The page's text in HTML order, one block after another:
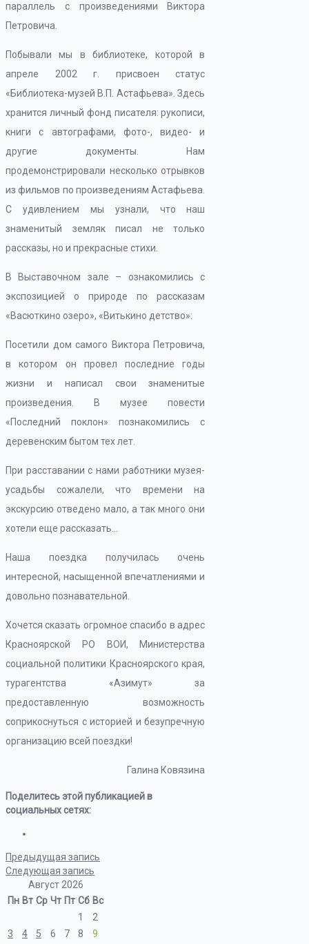
параллель с произведениями Виктора
Петровича.
Побывали мы в библиотеке, которой в
апреле 2002 г. присвоен статус
«Библиотека-музей В.П. Астафьева». Здесь
хранится личный фонд писателя: рукописи,
книги с автографами, фото-, видео- и
другие документы. Нам
продемонстрировали несколько отрывков
из фильмов по произведениям Астафьева.
С удивлением мы узнали, что наш
знаменитый земляк писал не только
рассказы, но и прекрасные стихи.
В Выставочном зале – ознакомились с
экспозицией о природе по рассказам
«Васюткино озеро», «Витькино детство»:
Посетили дом самого Виктора Петровича,
в котором он провел последние годы
жизни и написал свои знаменитые
произведения. В музее повести
«Последний поклон» познакомились с
деревенским бытом тех лет.
При расставании с нами работники музея-
усадьбы сожалели, что времени на
экскурсию отведено мало, а так много они
хотели еще рассказать…
Наша поездка получилась очень
интересной, насыщенной впечатлениями и
довольно познавательной.
Хочется сказать огромное спасибо в адрес
Красноярской РО ВОИ, Министерства
социальной политики Красноярского края,
турагентства «Азимут» за
предоставленную возможность
соприкоснуться с историей и безупречную
организацию всей поездки!
Галина Ковязина
Поделитесь этой публикацией в
социальных сетях:
Предыдущая запись
Следующая запись
Август 2026
Пн Вт Ср Чт Пт Сб Вс
1
2
3
4 5 6 7 8
9